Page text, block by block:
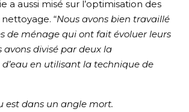
a aussi misé sur l’optimisation des
“Nous avons bien travaillé
de ménage qui ont fait évoluer leurs
avons divisé par deux la
en utilisant la technique de
est dans un angle mort.